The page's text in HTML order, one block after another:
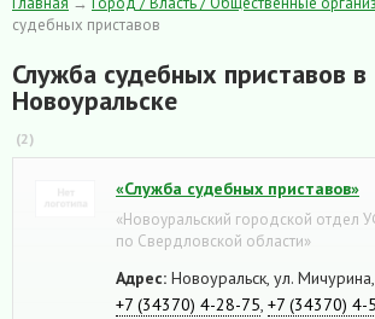
судебных приставов
Служба судебных приставов в
Новоуральске
(2)
«Служба судебных приставов»
«Новоуральский городской отдел
по Свердловской области»
Адрес: Новоуральск, ул.
+7 (34370) 4-28-75 +7 (34370) 4-